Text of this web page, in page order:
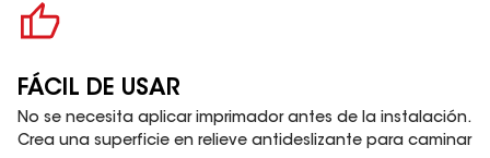
FÁCIL DE USAR
No se necesita aplicar imprimador antes de la instalación.
Crea una superficie en relieve antideslizante para caminar